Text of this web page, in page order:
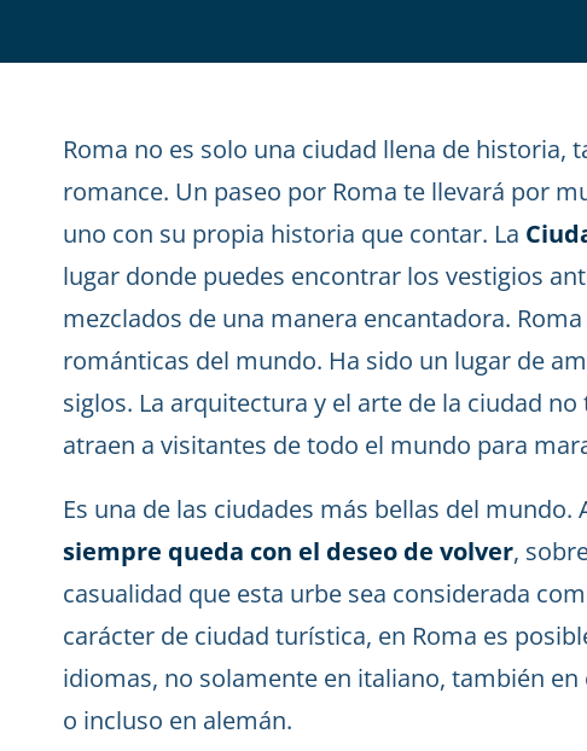
Roma no es solo una ciudad llena de historia,
romance. Un paseo por Roma te llevará por
uno con su propia historia que contar. La
lugar donde puedes encontrar los vestigios
mezclados de una manera encantadora.
románticas del mundo. Ha sido un lugar de
siglos. La arquitectura y el arte de la ciudad
atraen a visitantes de todo el mundo para
Es una de las ciudades más bellas del mundo.
siempre queda con el deseo de volver,
casualidad que esta urbe sea considerada
carácter de ciudad turística, en Roma es
idiomas, no solamente en italiano, también
o incluso en alemán.